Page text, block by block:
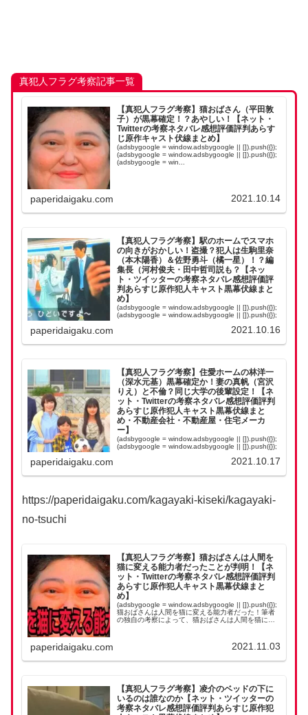
真犯人フラグ考察記事一覧
【真犯人フラグ考察】猫おばさん（平田敦
子）が黒幕確定！？あやしい！【ネット・
Twitterの考察ネタバレ感想評価評判あらす
じ原作キャスト伏線まとめ】
(adsbygoogle = window.adsbygoogle || []).push({});
(adsbygoogle = window.adsbygoogle || []).push({});
(adsbygoogle = win...
paperidaigaku.com 2021.10.14
【真犯人フラグ考察】駅のホームでスマホ
の向きがおかしい！盗撮？犯人は生駒里奈
（本木陽香）＆佐野勇斗（橘一星）！？編
集長（河村俊夫・田中哲司説も？【ネッ
ト・ツイッターの考察ネタバレ感想評価評
判あらすじ原作犯人キャスト黒幕伏線まと
め】
(adsbygoogle = window.adsbygoogle || []).push({});
(adsbygoogle = window.adsbygoogle || []).push({});
paperidaigaku.com 2021.10.16
【真犯人フラグ考察】住愛ホームの林洋一
（深水元基）黒幕確定か！妻の真帆（宮沢
りえ）と不倫？同じ大学の後輩設定！【ネ
ット・Twitterの考察ネタバレ感想評価評判
あらすじ原作犯人キャスト黒幕伏線まと
め・不動産会社・不動産屋・住宅メーカ
ー】
(adsbygoogle = window.adsbygoogle || []).push({});
(adsbygoogle = window.adsbygoogle || []).push({});
paperidaigaku.com 2021.10.17
https://paperidaigaku.com/kagayaki-kiseki/kagayaki-
no-tsuchi
【真犯人フラグ考察】猫おばさんは人間を
猫に変える能力者だったことが判明！【ネ
ット・Twitterの考察ネタバレ感想評価評判
あらすじ原作犯人キャスト黒幕伏線まと
め】
(adsbygoogle = window.adsbygoogle || []).push({});
猫おばさんは人間を猫に変える能力者だった！筆者
の独自の考察によって、猫おばさんは人間を猫に変
paperidaigaku.com 2021.11.03
【真犯人フラグ考察】凌介のベッドの下に
いるのは誰なのか【ネット・ツイッターの
考察ネタバレ感想評価評判あらすじ原作犯